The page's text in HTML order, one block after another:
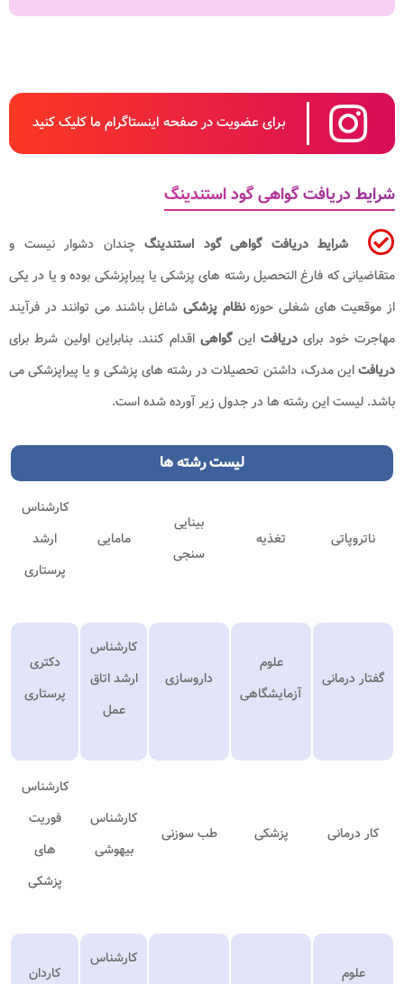
برای عضویت در صفحه اینستاگرام ما کلیک کنید
شرایط دریافت گواهی گود استندینگ
شرایط دریافت گواهی گود استندینگچندان دشوار نیست و
متقاضیانی که فارغ التحصیل رشته های پزشکی یا پیراپزشکی بوده و یا در یکی
از موقعیت های شغلی حوزهنظام پزشکی شاغل باشند می توانند در فرآیند
مهاجرت خود برایدریافتاینگواهیاقدام کنند. بنابراین اولین شرط برای
دریافتاین مدرک، داشتن تحصیلات در رشته های پزشکی و یا پیراپزشکی می
باشد. لیست این رشته ها در جدول زیر آورده شده است.
لیست رشته ها
ناتروپاتی تغذیه
بینایی
سنجی
مامایی
کارشناس
ارشد
پرستاری
گفتار درمانی
علوم
آزمایشگاهی
داروسازی
کارشناس
ارشد اتاق
عمل
دکتری
پرستاری
کار درمانی پزشکی طب سوزنی
کارشناس
بیهوشی
کارشناس
فوریت
های
پزشکی
علوم
کارشناس
کاردان